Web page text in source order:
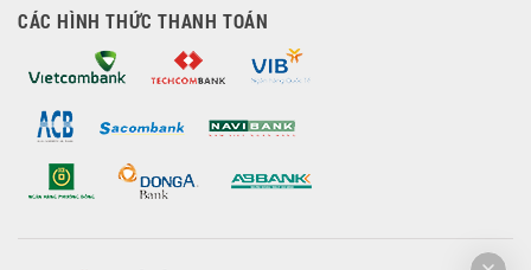
CÁC HÌNH THỨC THANH TOÁN